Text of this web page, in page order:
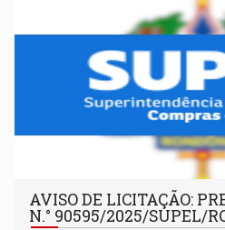
AVISO DE LICITAÇÃO:
N.° 90595/2025/SUPEL/